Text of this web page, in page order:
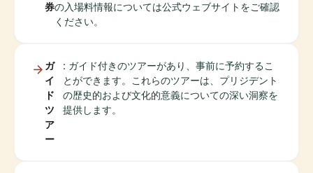
券の入場料情報については公式ウェブサイトをご確認
ください。
ガ
イ
ド
ツ
ア
ー
: ガイド付きのツアーがあり、事前に予約するこ
とができます。これらのツアーは、プリジデント
の歴史的および文化的意義についての深い洞察を
提供します。